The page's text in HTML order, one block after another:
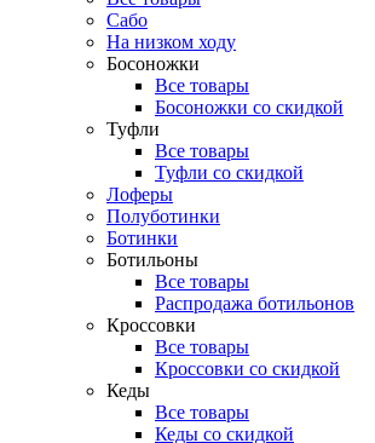
Сабо
На низком ходу
Босоножки
Все товары
Босоножки со скидкой
Туфли
Все товары
Туфли со скидкой
Лоферы
Полуботинки
Ботинки
Ботильоны
Все товары
Распродажа ботильонов
Кроссовки
Все товары
Кроссовки со скидкой
Кеды
Все товары
Кеды со скидкой